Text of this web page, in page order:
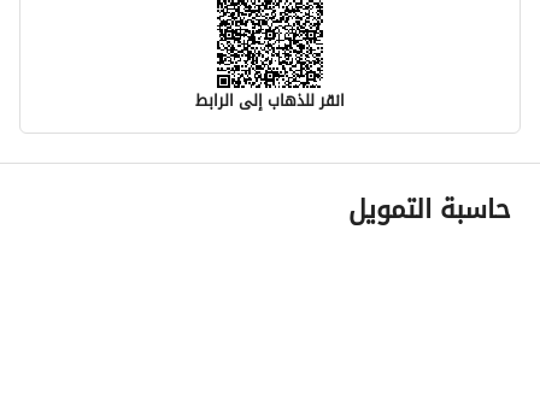
انقر للذهاب إلى الرابط
معلومات مسؤول الإعلان
اسم المسؤول
حاسبة التمويل